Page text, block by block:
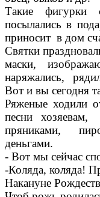
Такие фигурки
посылались в
приносит в дом
Святки
маски,
наряжались,
Вот и вы сегодня
Ряженые ходили
песни хозяевам,
пряниками,
деньгами.
- Вот мы сейчас
-Коляда, коляда!
Накануне